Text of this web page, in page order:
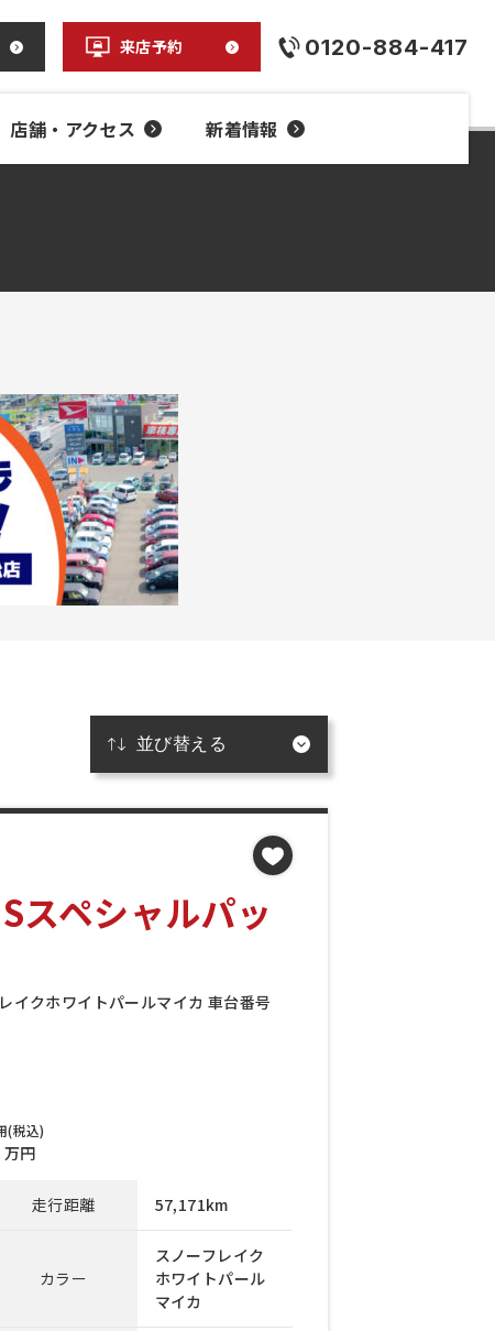
来店予約 0120-884-417
店舗・アクセス 新着情報
スペシャルパッ
イクホワイトパールマイカ 車台番号
(税込)
万円
走行距離 57,171km
カラー
スノーフレイク
ホワイトパール
マイカ